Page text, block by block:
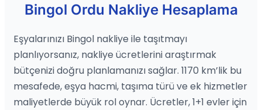
Bingol Ordu Nakliye Hesaplama
Eşyalarınızı Bingol nakliye ile taşıtmayı
planlıyorsanız, nakliye ücretlerini araştırmak
bütçenizi doğru planlamanızı sağlar. 1170 km’lik bu
mesafede, eşya hacmi, taşıma türü ve ek hizmetler
maliyetlerde büyük rol oynar. Ücretler, 1+1 evler için